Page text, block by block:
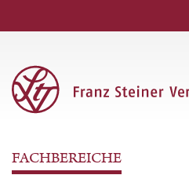
FACHBEREICHE